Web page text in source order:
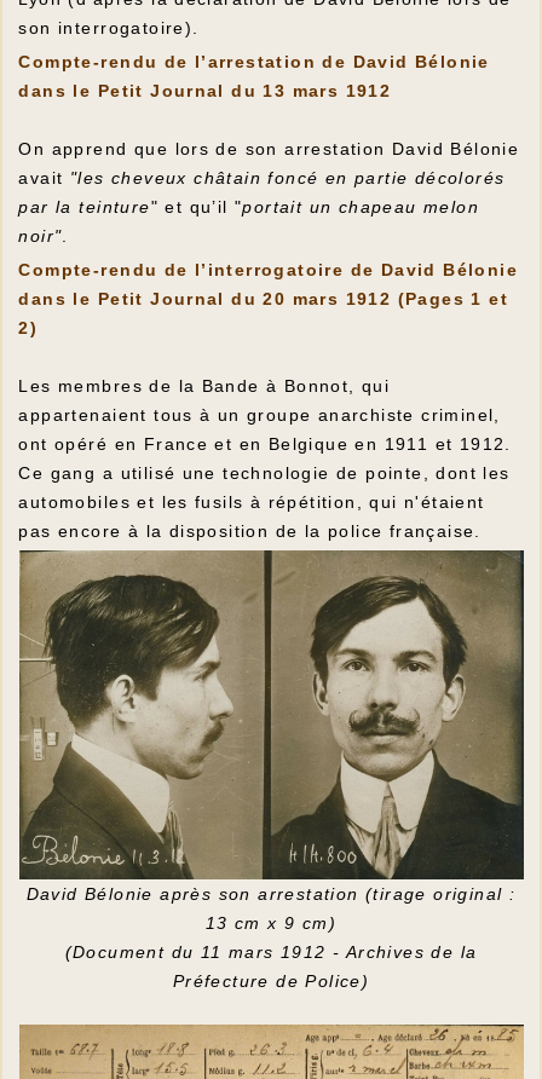
son interrogatoire).
Compte-rendu de l’arrestation de David Bélonie
dans le Petit Journal du 13 mars 1912
On apprend que lors de son arrestation David Bélonie
avait "les cheveux châtain foncé en partie décolorés
par la teinture" et qu’il "portait un chapeau melon
noir".
Compte-rendu de l’interrogatoire de David Bélonie
dans le Petit Journal du 20 mars 1912 (Pages 1 et
2)
Les membres de la Bande à Bonnot, qui
appartenaient tous à un groupe anarchiste criminel,
ont opéré en France et en Belgique en 1911 et 1912.
Ce gang a utilisé une technologie de pointe, dont les
automobiles et les fusils à répétition, qui n'étaient
pas encore à la disposition de la police française.
David Bélonie après son arrestation (tirage original :
13 cm x 9 cm)
(Document du 11 mars 1912 - Archives de la
Préfecture de Police)